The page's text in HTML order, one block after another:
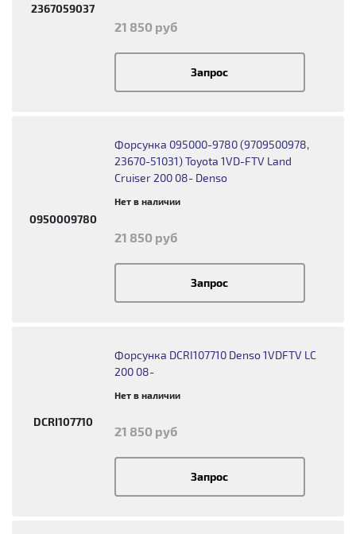
2367059037
21 850 руб
Запрос
0950009780
Форсунка 095000-9780 (9709500978,
23670-51031) Toyota 1VD-FTV Land
Cruiser 200 08- Denso
Нет в наличии
21 850 руб
Запрос
DCRI107710
Форсунка DCRI107710 Denso 1VDFTV LC
200 08-
Нет в наличии
21 850 руб
Запрос